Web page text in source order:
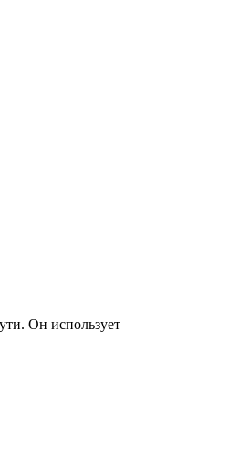
Он использует